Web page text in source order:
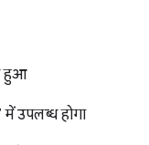
हुआ
उपलब्ध होगा